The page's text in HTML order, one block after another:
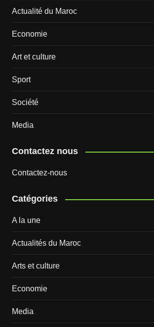
Actualité du Maroc
Economie
Art et culture
Sport
Société
Media
Contactez nous
Contactez-nous
Catégories
A la une
Actualités du Maroc
Arts et culture
Economie
Media